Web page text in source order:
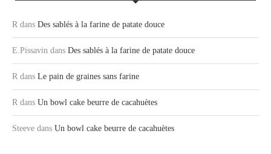
R dans Des sablés à la farine de patate douce
E.Pissavin dans Des sablés à la farine de patate douce
R dans Le pain de graines sans farine
R dans Un bowl cake beurre de cacahuètes
Steeve dans Un bowl cake beurre de cacahuètes